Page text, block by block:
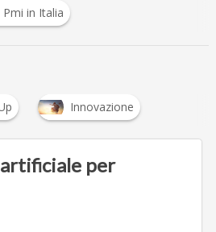
Pmi in Italia
Innovazione
artificiale per